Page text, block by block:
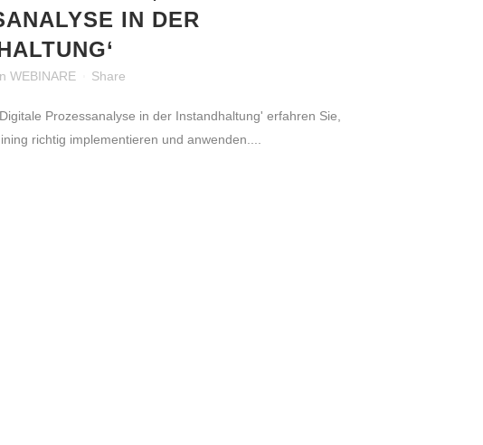
IN DER
WEBINARE Share
Prozessanalyse in der Instandhaltung' erfahren Sie,
richtig implementieren und anwenden....